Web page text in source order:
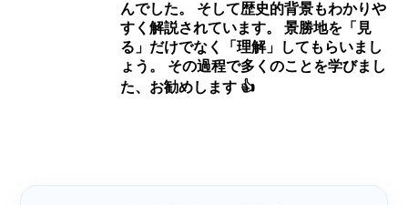
んでした。 そして歴史的背景もわかりや
すく解説されています。 景勝地を「見
る」だけでなく「理解」してもらいまし
ょう。 その過程で多くのことを学びまし
た、お勧めします 👍